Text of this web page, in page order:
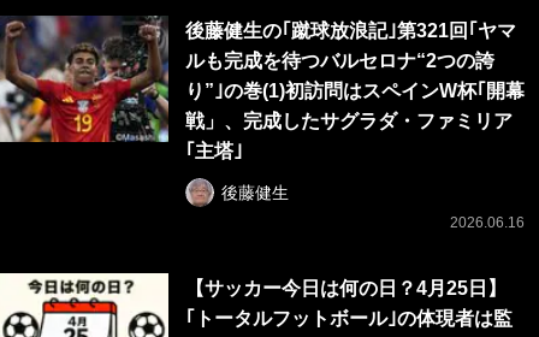
後藤健生の｢蹴球放浪記｣第321回｢ヤマ
ルも完成を待つバルセロナ“2つの誇
り”｣の巻(1)初訪問はスペインW杯｢開幕
戦」、完成したサグラダ・ファミリア
｢主塔｣
後藤健生
2026.06.16
【サッカー今日は何の日？4月25日】
｢トータルフットボール｣の体現者は監